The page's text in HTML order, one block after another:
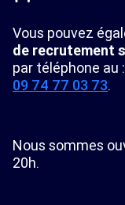
Vous pouvez
de recrutement
par téléphone au :
09 74 77 03 73.
Nous sommes
20h.